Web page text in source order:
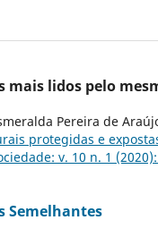
mais lidos pelo
Pereira de
protegidas e
v. 10 n. 1
Semelhantes